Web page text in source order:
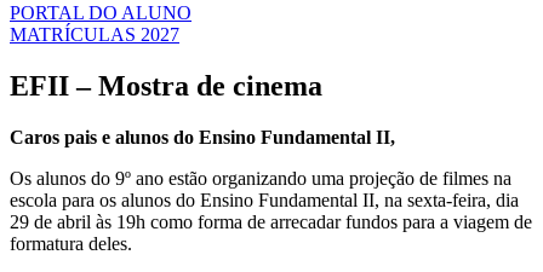
PORTAL DO ALUNO
MATRÍCULAS 2027
EFII – Mostra de cinema
Caros pais e alunos do Ensino Fundamental II,
Os alunos do 9º ano estão organizando uma projeção de filmes na
escola para os alunos do Ensino Fundamental II, na sexta-feira, dia
29 de abril às 19h como forma de arrecadar fundos para a viagem de
formatura deles.